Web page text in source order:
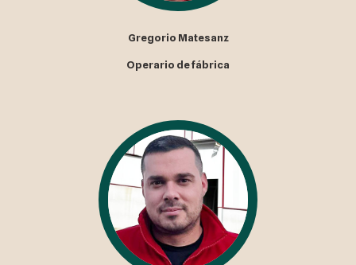
Gregorio Matesanz
Operario de fábrica